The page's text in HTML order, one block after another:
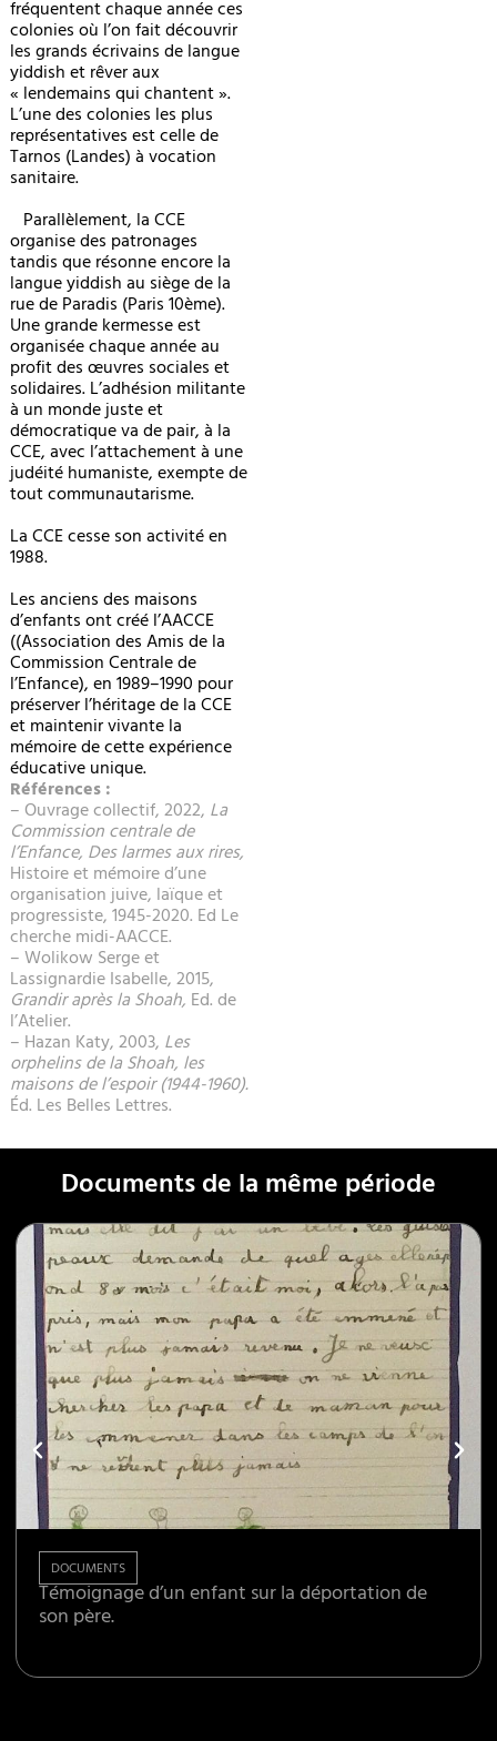
fréquentent chaque année ces
colonies où l’on fait découvrir
les grands écrivains de langue
yiddish et rêver aux
« lendemains qui chantent ».
L’une des colonies les plus
représentatives est celle de
Tarnos (Landes) à vocation
sanitaire.
Parallèlement, la CCE
organise des patronages
tandis que résonne encore la
langue yiddish au siège de la
rue de Paradis (Paris 10ème).
Une grande kermesse est
organisée chaque année au
profit des œuvres sociales et
solidaires. L’adhésion militante
à un monde juste et
démocratique va de pair, à la
CCE, avec l’attachement à une
judéité humaniste, exempte de
tout communautarisme.
La CCE cesse son activité en
1988.
Les anciens des maisons
d’enfants ont créé l’AACCE
((Association des Amis de la
Commission Centrale de
l’Enfance), en 1989–1990 pour
préserver l’héritage de la CCE
et maintenir vivante la
mémoire de cette expérience
éducative unique.
Références :
– Ouvrage collectif, 2022, La
Commission centrale de
l’Enfance, Des larmes aux rires,
Histoire et mémoire d’une
organisation juive, laïque et
progressiste, 1945-2020. Ed Le
cherche midi-AACCE.
– Wolikow Serge et
Lassignardie Isabelle, 2015,
Grandir après la Shoah, Ed. de
l’Atelier.
– Hazan Katy, 2003, Les
orphelins de la Shoah, les
maisons del’espoir (1944-1960).
Éd. Les Belles Lettres.
Documents de la même période
DOCUMENTS
Témoignage d’un enfant sur la déportation de
son père.